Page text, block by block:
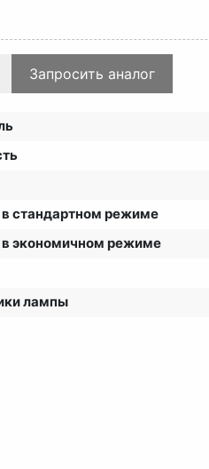
Запросить аналог
стандартном режиме
экономичном режиме
лампы